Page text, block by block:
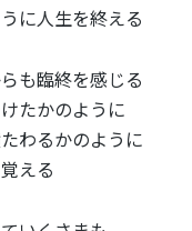
に人生を終える
も臨終を感じる
たかのように
わるかのように
える